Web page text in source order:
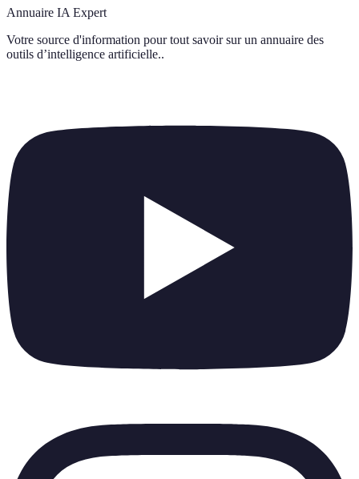
Annuaire IA Expert
Votre source d'information pour tout savoir sur un annuaire des
outils d’intelligence artificielle..